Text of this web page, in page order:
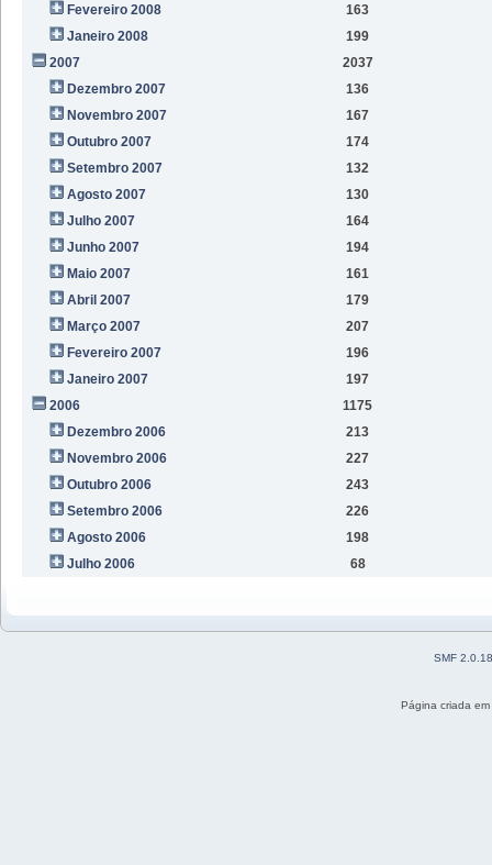
Fevereiro 2008
163
Janeiro 2008
199
2007
2037
Dezembro 2007
136
Novembro 2007
167
Outubro 2007
174
Setembro 2007
132
Agosto 2007
130
Julho 2007
164
Junho 2007
194
Maio 2007
161
Abril 2007
179
Março 2007
207
Fevereiro 2007
196
Janeiro 2007
197
2006
1175
Dezembro 2006
213
Novembro 2006
227
Outubro 2006
243
Setembro 2006
226
Agosto 2006
198
Julho 2006
68
SMF 2.0.18
Página criada